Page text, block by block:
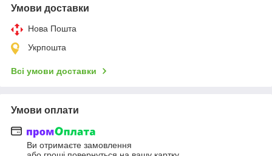
Умови доставки
Нова Пошта
Укрпошта
Всі умови доставки
Умови оплати
Ви отримаєте замовлення